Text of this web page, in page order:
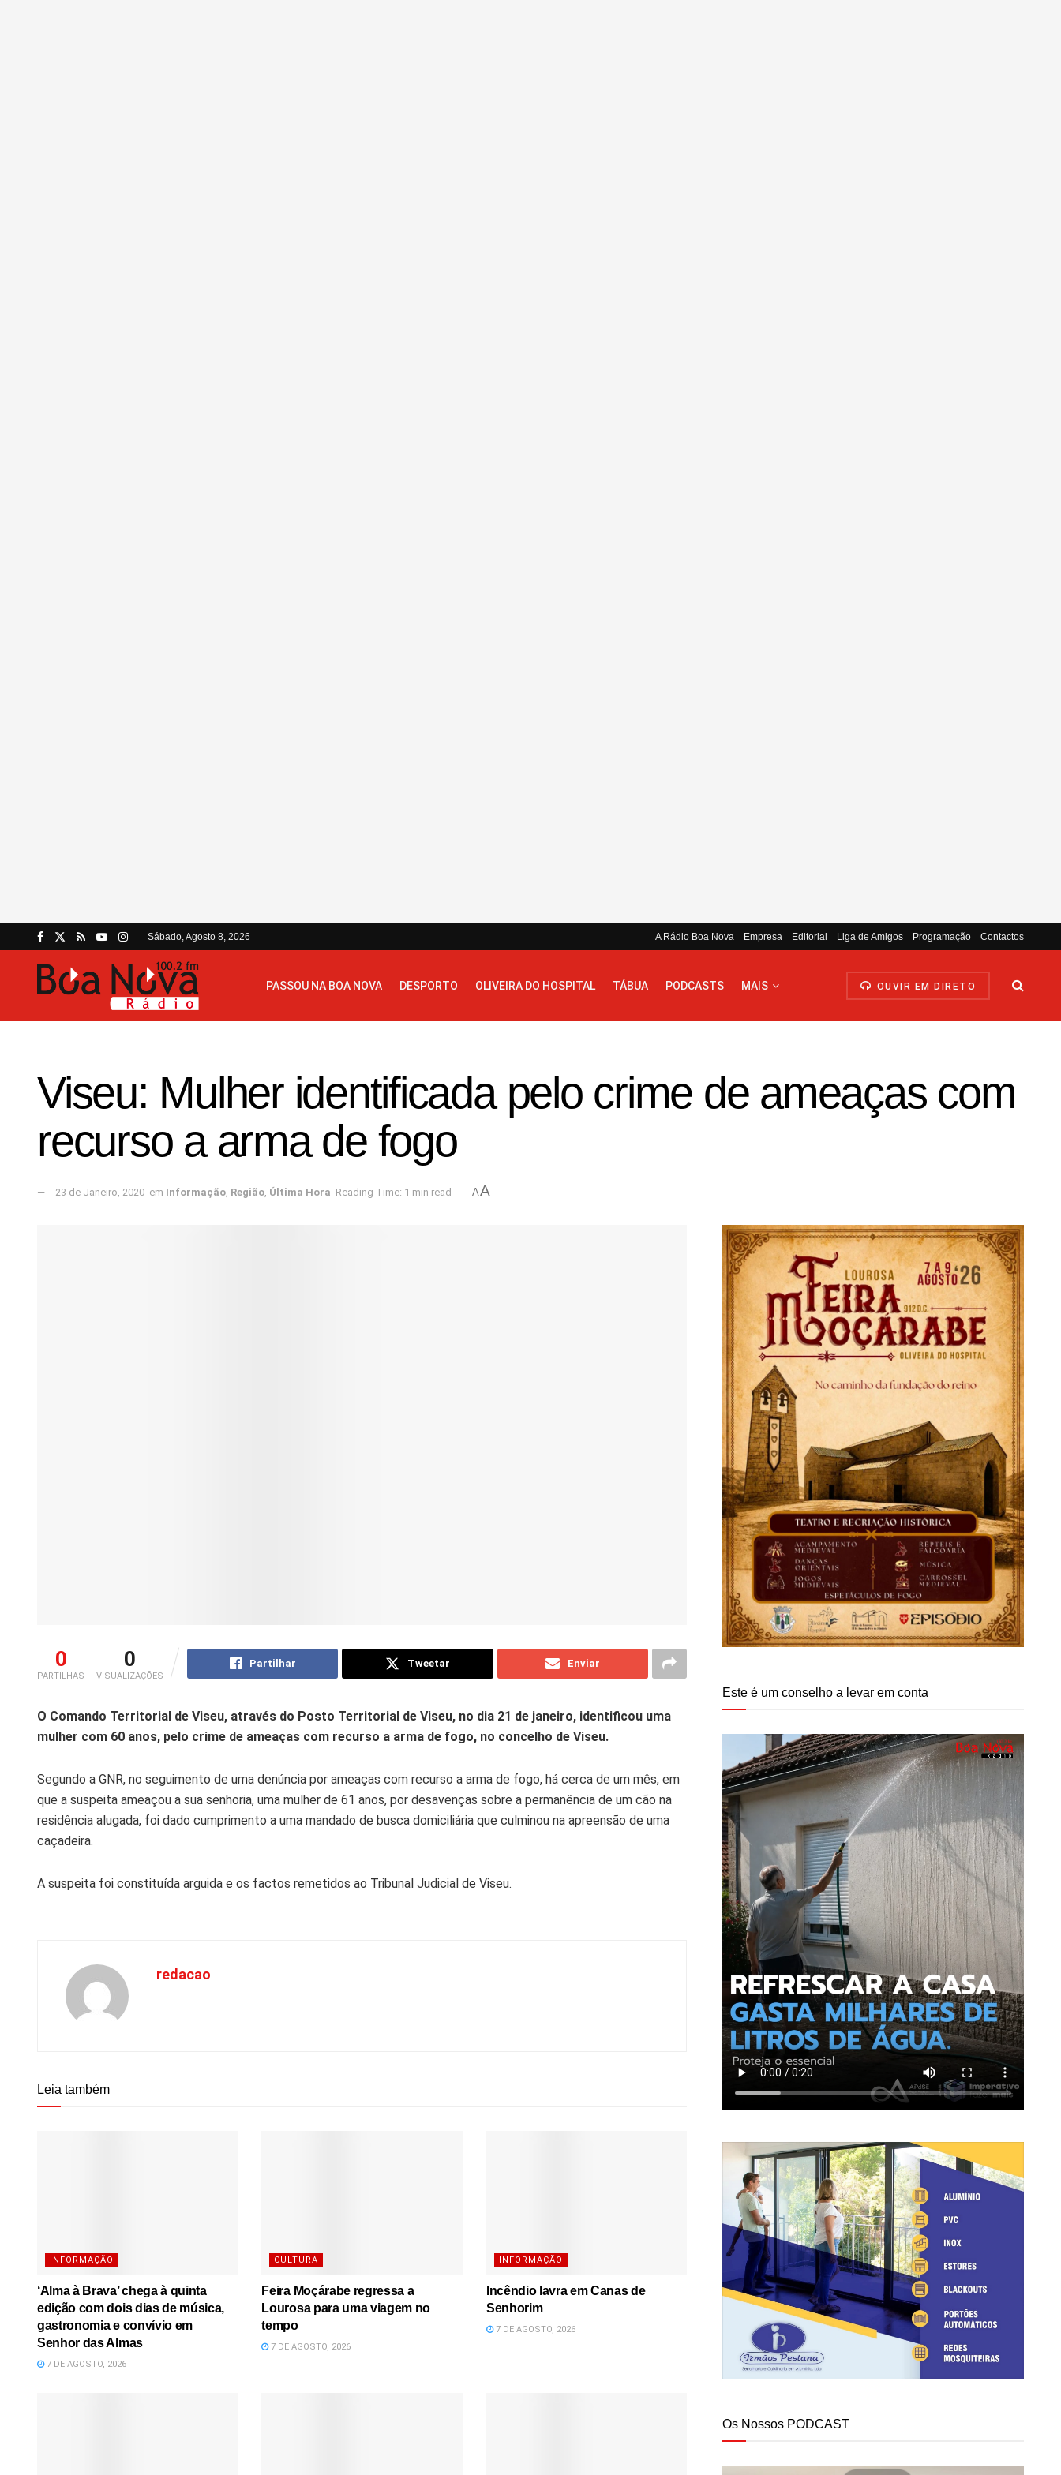
Sábado, Agosto 8, 2026 A Rádio Boa Nova Empresa Editorial Liga de Amigos Programação Contactos
PASSOU NA BOA NOVA DESPORTO OLIVEIRA DO HOSPITAL TÁBUA PODCASTS MAIS OUVIR EM DIRETO
Viseu: Mulher identificada pelo crime de ameaças com
recurso a arma de fogo
23 de Janeiro, 2020 em Informação, Região, Última Hora Reading Time: 1 min read AA
0
PARTILHAS
0
VISUALIZAÇÕES
Partilhar Tweetar Enviar
O Comando Territorial de Viseu, através do Posto Territorial de Viseu, no dia 21 de janeiro, identificou uma
mulher com 60 anos, pelo crime de ameaças com recurso a arma de fogo, no concelho de Viseu.
Segundo a GNR, no seguimento de uma denúncia por ameaças com recurso a arma de fogo, há cerca de um mês, em
que a suspeita ameaçou a sua senhoria, uma mulher de 61 anos, por desavenças sobre a permanência de um cão na
residência alugada, foi dado cumprimento a uma mandado de busca domiciliária que culminou na apreensão de uma
caçadeira.
A suspeita foi constituída arguida e os factos remetidos ao Tribunal Judicial de Viseu.
redacao
Leia também
INFORMAÇÃO
‘Alma à Brava’ chega à quinta
edição com dois dias de música,
gastronomia e convívio em
Senhor das Almas
7 DE AGOSTO, 2026
CULTURA
Feira Moçárabe regressa a
Lourosa para uma viagem no
tempo
7 DE AGOSTO, 2026
INFORMAÇÃO
Incêndio lavra em Canas de
Senhorim
7 DE AGOSTO, 2026
Este é um conselho a levar em conta
Os Nossos PODCAST